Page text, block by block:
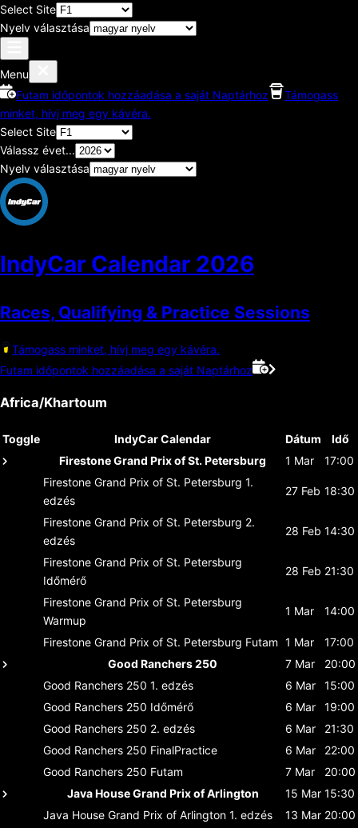
Select Site
Nyelv választása
Menu
Futam időpontok hozzáadása a saját Naptárhoz
Támogass
minket, hívj meg egy kávéra.
Select Site
Válassz évet...
Nyelv választása
IndyCar Calendar 2026
Races, Qualifying & Practice Sessions
Támogass minket, hívj meg egy kávéra.
Futam időpontok hozzáadása a saját Naptárhoz
Africa/Khartoum
Toggle IndyCar Calendar Dátum
Idő
Firestone Grand Prix of St. Petersburg
1 Mar
17:00
Firestone Grand Prix of St. Petersburg 1.
edzés
27 Feb 18:30
Firestone Grand Prix of St. Petersburg 2.
edzés
28 Feb 14:30
Firestone Grand Prix of St. Petersburg
Időmérő
28 Feb 21:30
Firestone Grand Prix of St. Petersburg
Warmup
1 Mar 14:00
Firestone Grand Prix of St. Petersburg Futam 1 Mar
17:00
Good Ranchers 250
7 Mar
20:00
Good Ranchers 250 1. edzés 6 Mar
15:00
Good Ranchers 250 Időmérő 6 Mar
19:00
Good Ranchers 250 2. edzés 6 Mar
21:30
Good Ranchers 250 FinalPractice 6 Mar
22:00
Good Ranchers 250 Futam 7 Mar
20:00
Java House Grand Prix of Arlington
15 Mar 15:30
Java House Grand Prix of Arlington 1. edzés 13 Mar 20:00